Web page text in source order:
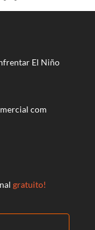
El Niño
com
gratuito!